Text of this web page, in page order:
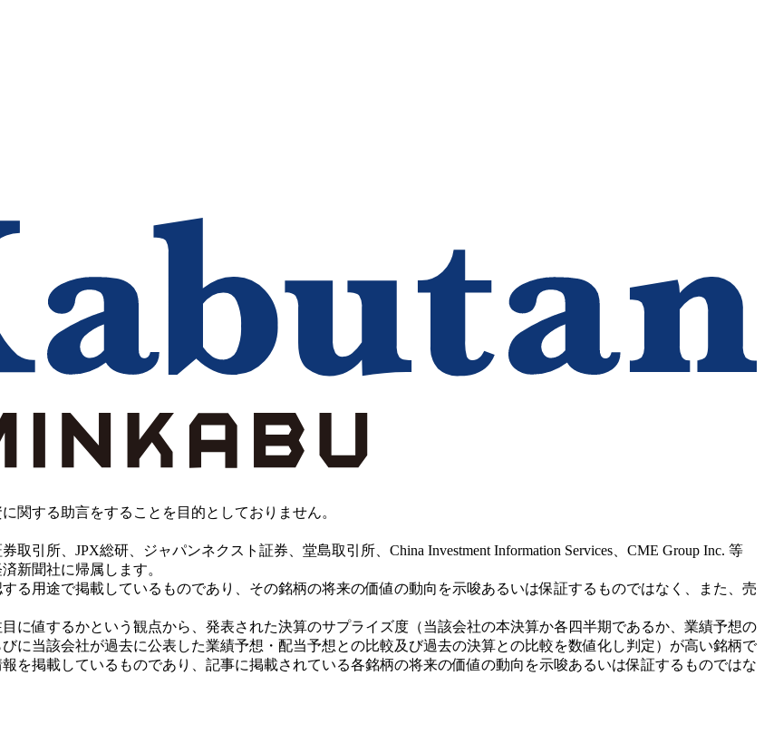
関する助言をすることを目的としておりません。
引所、JPX総研、ジャパンネクスト証券、堂島取引所、China Investment Information Services、CME Group Inc. 等
新聞社に帰属します。
る用途で掲載しているものであり、その銘柄の将来の価値の動向を示唆あるいは保証するものではなく、また、売
に値するかという観点から、発表された決算のサプライズ度（当該会社の本決算か各四半期であるか、業績予想の
に当該会社が過去に公表した業績予想・配当予想との比較及び過去の決算との比較を数値化し判定）が高い銘柄で
を掲載しているものであり、記事に掲載されている各銘柄の将来の価値の動向を示唆あるいは保証するものではな